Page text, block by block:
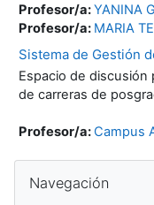
Profesor/a:YANINA
Profesor/a: MARIA
Sistema de Gestión
Espacio de discusión
de carreras de
Profesor/a:Campus
Bloques
Navegación